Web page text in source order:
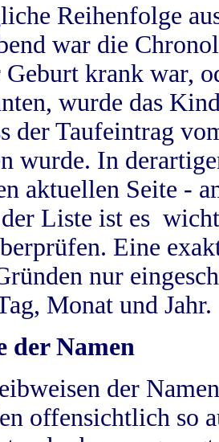
Reihenfolge
war die
Geburt krank war,
wurde das
der Taufeintrag
wurde. In
aktuellen Seite -
Liste ist es
Eine
nur
Monat und Jahr.
der Namen
der
offensichtlich so